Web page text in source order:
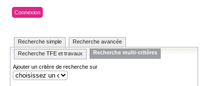
Connexion
Recherche simple
Recherche avancée
Recherche TFE et travaux
Recherche multi-critères
Ajouter un critère de recherche sur